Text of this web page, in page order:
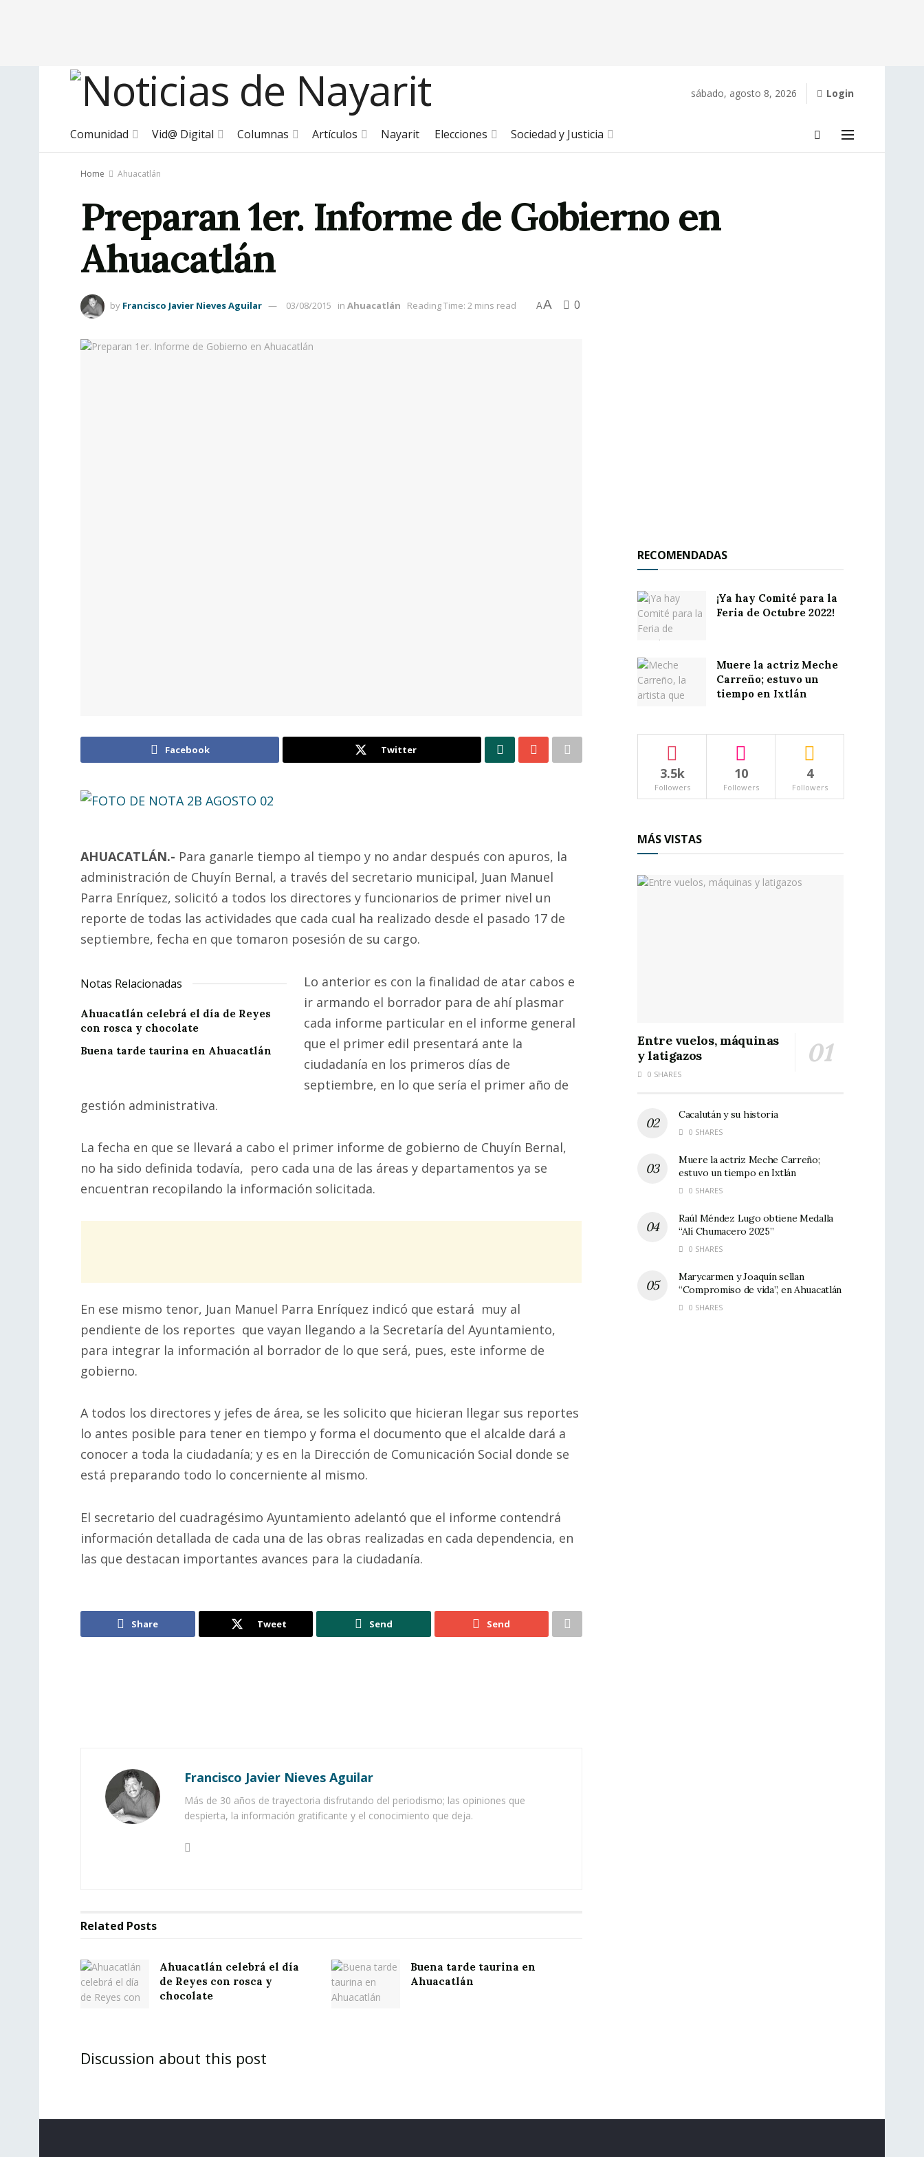
sábado, agosto 8, 2026 Login
Comunidad Vid@ Digital Columnas Artículos Nayarit Elecciones Sociedad y Justicia
Home Ahuacatlán
Preparan 1er. Informe de Gobierno en
Ahuacatlán
by Francisco Javier Nieves Aguilar 03/08/2015 in Ahuacatlán Reading Time: 2 mins read AA 0
Facebook Twitter
AHUACATLÁN.- Para ganarle tiempo al tiempo y no andar después con apuros, la
administración de Chuyín Bernal, a través del secretario municipal, Juan Manuel
Parra Enríquez, solicitó a todos los directores y funcionarios de primer nivel un
reporte de todas las actividades que cada cual ha realizado desde el pasado 17 de
septiembre, fecha en que tomaron posesión de su cargo.
Notas Relacionadas
Ahuacatlán celebrá el día de Reyes
con rosca y chocolate
Buena tarde taurina en Ahuacatlán
Lo anterior es con la finalidad de atar cabos e
ir armando el borrador para de ahí plasmar
cada informe particular en el informe general
que el primer edil presentará ante la
ciudadanía en los primeros días de
septiembre, en lo que sería el primer año de
gestión administrativa.
La fecha en que se llevará a cabo el primer informe de gobierno de Chuyín Bernal,
no ha sido definida todavía, pero cada una de las áreas y departamentos ya se
encuentran recopilando la información solicitada.
En ese mismo tenor, Juan Manuel Parra Enríquez indicó que estará muy al
pendiente de los reportes que vayan llegando a la Secretaría del Ayuntamiento,
para integrar la información al borrador de lo que será, pues, este informe de
gobierno.
A todos los directores y jefes de área, se les solicito que hicieran llegar sus reportes
lo antes posible para tener en tiempo y forma el documento que el alcalde dará a
conocer a toda la ciudadanía; y es en la Dirección de Comunicación Social donde se
está preparando todo lo concerniente al mismo.
El secretario del cuadragésimo Ayuntamiento adelantó que el informe contendrá
información detallada de cada una de las obras realizadas en cada dependencia, en
las que destacan importantes avances para la ciudadanía.
Share Tweet Send Send
Francisco Javier Nieves Aguilar
Más de 30 años de trayectoria disfrutando del periodismo; las opiniones que
despierta, la información gratificante y el conocimiento que deja.
Related Posts
Ahuacatlán celebrá el día
de Reyes con rosca y
chocolate
Buena tarde taurina en
Ahuacatlán
Discussion about this post
RECOMENDADAS
¡Ya hay Comité para la
Feria de Octubre 2022!
Muere la actriz Meche
Carreño; estuvo un
tiempo en Ixtlán
3.5k
Followers
10
Followers
4
Followers
MÁS VISTAS
Entre vuelos, máquinas
y latigazos
0 SHARES
Cacalután y su historia
0 SHARES
Muere la actriz Meche Carreño;
estuvo un tiempo en Ixtlán
0 SHARES
Raúl Méndez Lugo obtiene Medalla
“Alí Chumacero 2025”
0 SHARES
Marycarmen y Joaquín sellan
“Compromiso de vida”, en Ahuacatlán
0 SHARES